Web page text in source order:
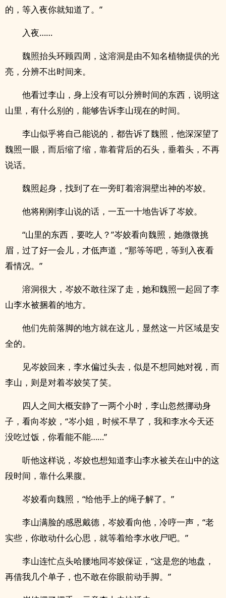
的，等入夜你就知道了。”
入夜……
魏照抬头环顾四周，这溶洞是由不知名植物提供的光
亮，分辨不出时间来。
他看过李山，身上没有可以分辨时间的东西，说明这
山里，有什么别的，能够告诉李山现在的时间。
李山似乎将自己能说的，都告诉了魏照，他深深望了
魏照一眼，而后缩了缩，靠着背后的石头，垂着头，不再
说话。
魏照起身，找到了在一旁盯着溶洞壁出神的岑姣。
他将刚刚李山说的话，一五一十地告诉了岑姣。
“山里的东西，要吃人？”岑姣看向魏照，她微微挑
眉，过了好一会儿，才低声道，“那等等吧，等到入夜看
看情况。”
溶洞很大，岑姣不敢往深了走，她和魏照一起回了李
山李水被捆着的地方。
他们先前落脚的地方就在这儿，显然这一片区域是安
全的。
见岑姣回来，李水偏过头去，似是不想同她对视，而
李山，则是对着岑姣笑了笑。
四人之间大概安静了一两个小时，李山忽然挪动身
子，看向岑姣，“岑小姐，时候不早了，我和李水今天还
没吃过饭，你看能不能……”
听他这样说，岑姣也想知道李山李水被关在山中的这
段时间，靠什么果腹。
岑姣看向魏照，“给他手上的绳子解了。”
李山满脸的感恩戴德，岑姣看向他，冷哼一声，“老
实些，你敢动什么心思，就等着给李水收尸吧。”
李山连忙点头哈腰地同岑姣保证，“这是您的地盘，
再借我几个单子，也不敢在你眼前动手脚。”